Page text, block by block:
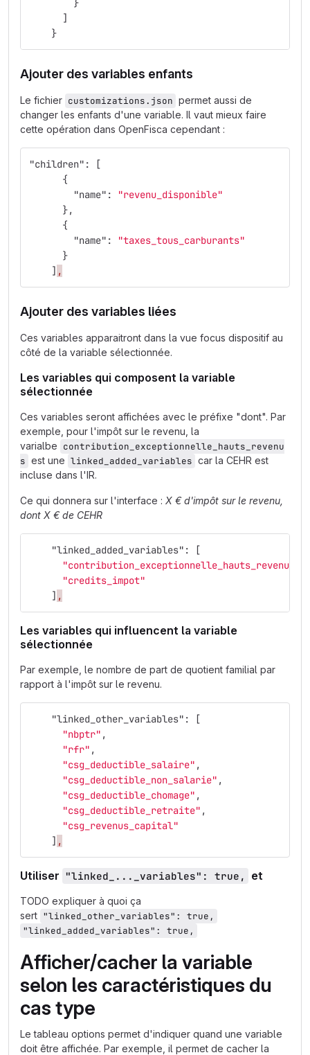
}
]
}
Ajouter des variables enfants
Le fichier customizations.json permet aussi de
changer les enfants d'une variable. Il vaut mieux faire
cette opération dans OpenFisca cependant :
"children" :
[
{
"name" :
"revenu_disponible"
},
{
"name" :
"taxes_tous_carburants"
}
] ,
Ajouter des variables liées
Ces variables apparaitront dans la vue focus dispositif au
côté de la variable sélectionnée.
Les variables qui composent la variable
sélectionnée
Ces variables seront affichées avec le préfixe "dont". Par
exemple, pour l'impôt sur le revenu, la
varialbe contribution_exceptionnelle_hauts_revenu
s est une linked_added_variables car la CEHR est
incluse dans l'IR.
Ce qui donnera sur l'interface : X € d'impôt sur le revenu,
dont X € de CEHR
"linked_added_variables" :
[
"contribution_exceptionnelle_hauts_revenus"
"credits_impot"
] ,
Les variables qui influencent la variable
sélectionnée
Par exemple, le nombre de part de quotient familial par
rapport à l'impôt sur le revenu.
"linked_other_variables" :
[
"nbptr" ,
"rfr" ,
"csg_deductible_salaire" ,
"csg_deductible_non_salarie" ,
"csg_deductible_chomage" ,
"csg_deductible_retraite" ,
"csg_revenus_capital"
] ,
Utiliser "linked_..._variables": true, et
TODO expliquer à quoi ça
sert "linked_other_variables": true,
"linked_added_variables": true,
Afficher/cacher la variable
selon les caractéristiques du
cas type
Le tableau options permet d'indiquer quand une variable
doit être affichée. Par exemple, il permet de cacher la